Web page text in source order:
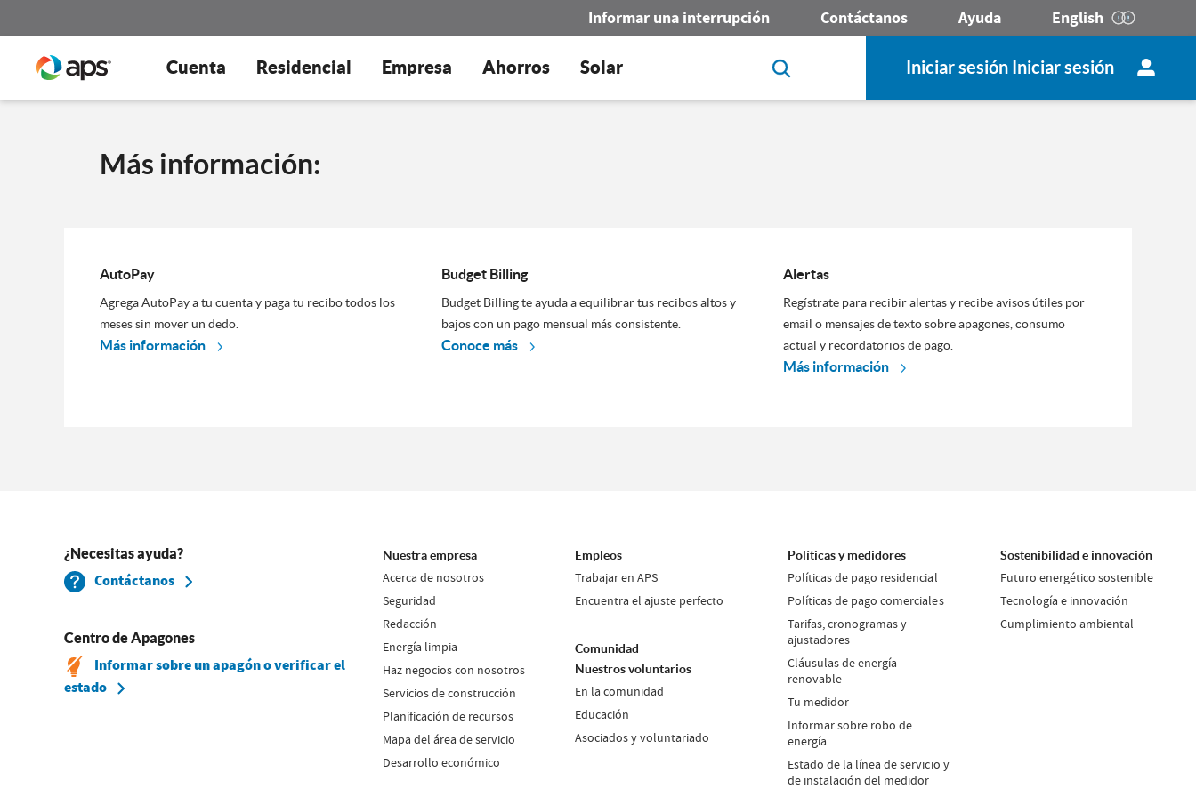
Informar una interrupción Contáctanos Ayuda English
Cuenta Residencial Empresa Ahorros Solar Iniciar sesión Iniciar sesión
Más información:
AutoPay
Agrega AutoPay a tu cuenta y paga tu recibo todos los
meses sin mover un dedo.
Más información
Budget Billing
Budget Billing te ayuda a equilibrar tus recibos altos y
bajos con un pago mensual más consistente.
Conoce más
Alertas
Regístrate para recibir alertas y recibe avisos útiles por
email o mensajes de texto sobre apagones, consumo
actual y recordatorios de pago.
Más información
¿Necesitas ayuda?
Contáctanos
Centro de Apagones
Informar sobre un apagón o verificar el
estado
Nuestra empresa
Acerca de nosotros
Seguridad
Redacción
Energía limpia
Haz negocios con nosotros
Servicios de construcción
Planificación de recursos
Mapa del área de servicio
Desarrollo económico
Empleos
Trabajar en APS
Encuentra el ajuste perfecto
Comunidad
Nuestros voluntarios
En la comunidad
Educación
Asociados y voluntariado
Políticas y medidores
Políticas de pago residencial
Políticas de pago comerciales
Tarifas, cronogramas y
ajustadores
Cláusulas de energía
renovable
Tu medidor
Informar sobre robo de
energía
Estado de la línea de servicio y
de instalación del medidor
Sostenibilidad e innovación
Futuro energético sostenible
Tecnología e innovación
Cumplimiento ambiental